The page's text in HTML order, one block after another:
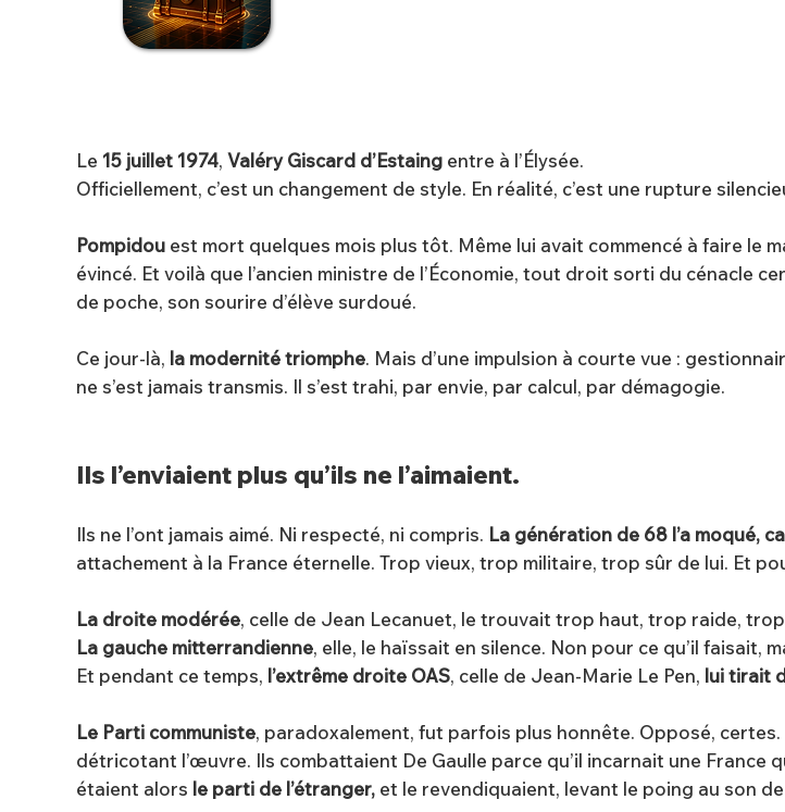
Le 15 juillet 1974, Valéry Giscard d’Estaingentre à l’Élysée.
Officiellement, c’est un changement de style. En réalité, c’est une rupture
Pompidouest mort quelques mois plus tôt. Même lui avait commencé à faire le
évincé. Et voilà que l’ancien ministre de l’Économie, tout droit sorti du cénacle
de poche, son sourire d’élève surdoué.
Ce jour-là, la modernité triomphe. Mais d’une impulsion à courte vue :
ne s’est jamais transmis. Il s’est trahi, par envie, par calcul, par démagogie.
Ils l’enviaient plus qu’ils ne l’aimaient.
Ils ne l’ont jamais aimé. Ni respecté, ni compris. La génération de 68 l’a moqué,
attachement à la France éternelle. Trop vieux, trop militaire, trop sûr de lui. Et
La droite modérée, celle de Jean Lecanuet, le trouvait trop haut, trop raide,
La gauche mitterrandienne, elle, le haïssait en silence. Non pour ce qu’il faisait,
Et pendant ce temps, l’extrême droite OAS, celle de Jean-Marie Le Pen, lui tirait
Le Parti communiste, paradoxalement, fut parfois plus honnête. Opposé,
détricotant l’œuvre. Ils combattaient De Gaulle parce qu’il incarnait une France
étaient alors le parti de l’étranger,et le revendiquaient, levant le poing au son de